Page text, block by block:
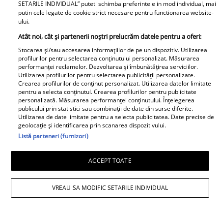
Daniela Nane, dezvăluiri după
despărțirea de Octavian Ene. Cum se
simte actrița: „Nu simt nicio lipsă”
SETARILE INDIVIDUAL” puteti schimba preferintele in mod individual, mai
putin cele legate de cookie strict necesare pentru functionarea website-
ului.
Atât noi, cât și partenerii noștri prelucrăm datele pentru a oferi:
Stocarea și/sau accesarea informațiilor de pe un dispozitiv. Utilizarea
profilurilor pentru selectarea conținutului personalizat. Măsurarea
performanței reclamelor. Dezvoltarea și îmbunătățirea serviciilor.
Utilizarea profilurilor pentru selectarea publicității personalizate.
Crearea profilurilor de conținut personalizat. Utilizarea datelor limitate
pentru a selecta conținutul. Crearea profilurilor pentru publicitate
personalizată. Măsurarea performanței conținutului. Înțelegerea
publicului prin statistici sau combinații de date din surse diferite.
Utilizarea de date limitate pentru a selecta publicitatea. Date precise de
geolocație și identificarea prin scanarea dispozitivului.
Listă parteneri (furnizori)
ACCEPT TOATE
VREAU SA MODIFIC SETARILE INDIVIDUAL